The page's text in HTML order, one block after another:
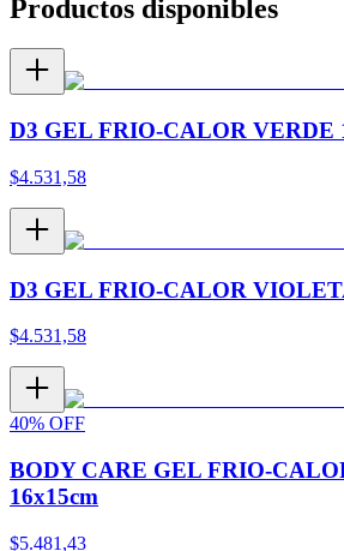
Productos disponibles
D3 GEL FRIO-CALOR VERDE
$4.531,58
D3 GEL FRIO-CALOR
$4.531,58
40% OFF
BODY CARE GEL FRIO-
16x15cm
$5.481,43